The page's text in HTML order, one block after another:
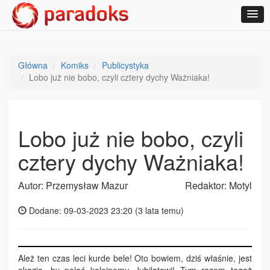
Główna Komiks
Publicystyka
Lobo już nie bobo, czyli cztery dychy Ważniaka!
Lobo już nie bobo, czyli
cztery dychy Ważniaka!
Autor: Przemysław Mazur Redaktor: Motyl
Dodane: 09-03-2023 23:20 (3 lata temu)
Ależ ten czas leci kurde bele! Oto bowiem, dziś właśnie, jest